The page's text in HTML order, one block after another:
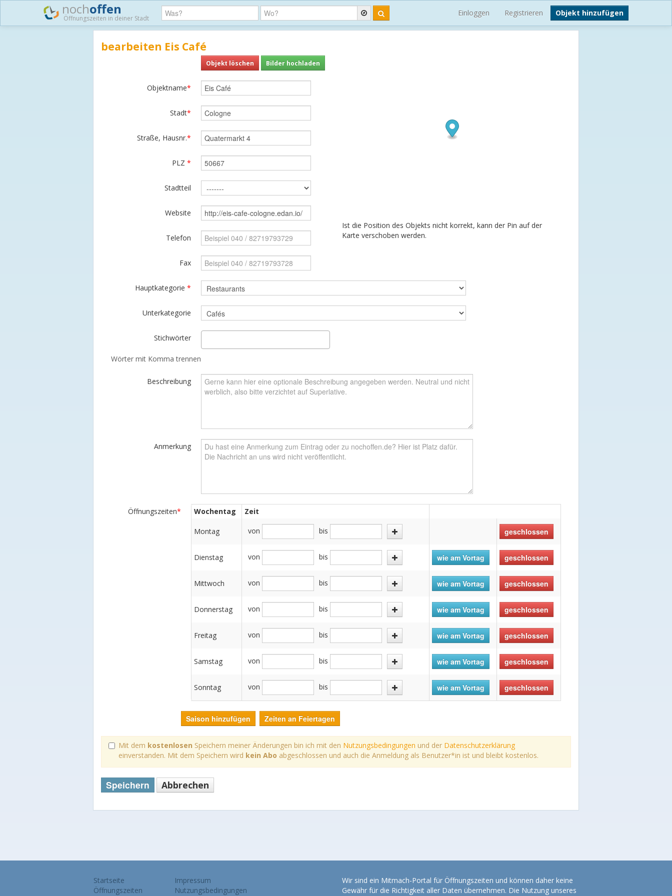
nochoffen
Öffnungszeiten in deiner Stadt
Einloggen Registrieren Objekt hinzufügen
bearbeiten Eis Café
Objekt löschen Bilder hochladen
Objektname*
Stadt*
Straße, Hausnr.*
PLZ *
Stadtteil
Website
Telefon
Fax
Hauptkategorie *
Unterkategorie
Stichwörter
Wörter mit Komma trennen
Beschreibung
Anmerkung
Ist die Position des Objekts nicht korrekt, kann der Pin auf der
Karte verschoben werden.
Öffnungszeiten* Wochentag Zeit
Montag von bis geschlossen
Dienstag von bis wie am Vortag geschlossen
Mittwoch von bis wie am Vortag geschlossen
Donnerstag von bis wie am Vortag geschlossen
Freitag von bis wie am Vortag geschlossen
Samstag von bis wie am Vortag geschlossen
Sonntag von bis wie am Vortag geschlossen
Saison hinzufügen Zeiten an Feiertagen
Mit dem kostenlosen Speichern meiner Änderungen bin ich mit den Nutzungsbedingungen und der Datenschutzerklärung
einverstanden. Mit dem Speichern wird kein Abo abgeschlossen und auch die Anmeldung als Benutzer*in ist und bleibt kostenlos.
Speichern Abbrechen
Startseite
Öffnungszeiten
Impressum
Nutzungsbedingungen
Wir sind ein Mitmach-Portal für Öffnungszeiten und können daher keine
Gewähr für die Richtigkeit aller Daten übernehmen. Die Nutzung unseres